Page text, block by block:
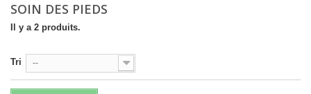
SOIN DES PIEDS
Il y a 2 produits.
Tri --